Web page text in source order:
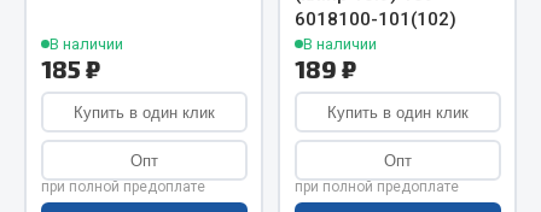
Автомобильная электрика
Автолампы
Блоки реле и предохранителей
Вилки нагрузочные
Выключатели и переключатели клавишные
Выключатели кнопочные
В наличии
185 ₽
Купить в один клик
Опт
при полной предоплате
6018100-101(102)
В наличии
189 ₽
Купить в один клик
Опт
при полной предоплате